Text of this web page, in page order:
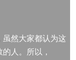
然大家都认为这
人。所以，